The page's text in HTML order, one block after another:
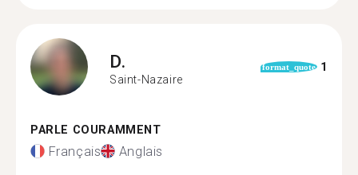
D.
Saint-Nazaire
format_quote 1
PARLE COURAMMENT
Français Anglais